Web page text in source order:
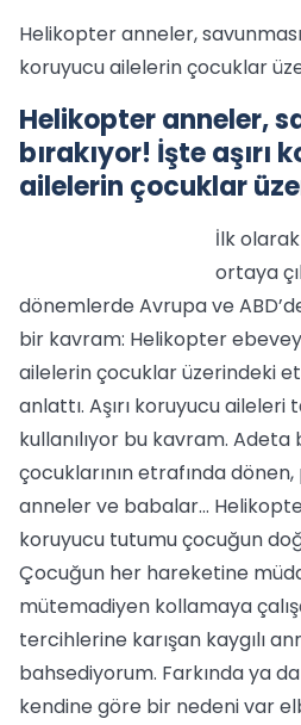
Helikopter anneler,
koruyucu ailelerin çocuklar
Helikopter anneler,
bırakıyor! İşte aşırı
ailelerin çocuklar
İlk olarak
ortaya
dönemlerde Avrupa ve
bir kavram: Helikopter
ailelerin çocuklar üzerindeki
anlattı. Aşırı koruyucu
kullanılıyor bu kavram.
çocuklarının etrafında
anneler ve babalar...
koruyucu tutumu çocuğun
Çocuğun her hareketine
mütemadiyen kollamaya
tercihlerine karışan kaygılı
bahsediyorum. Farkında ya
kendine göre bir nedeni var